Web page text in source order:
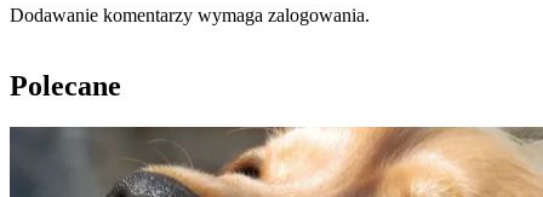
Dodawanie komentarzy wymaga zalogowania.
Polecane